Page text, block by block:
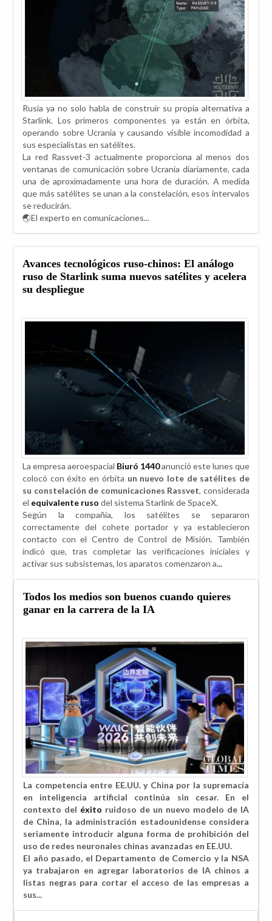
Rusia ya no solo habla de construir su propia alternativa a
Starlink. Los primeros componentes ya están en órbita,
operando sobre Ucrania y causando visible incomodidad a
sus especialistas en satélites.
La red Rassvet-3 actualmente proporciona al menos dos
ventanas de comunicación sobre Ucrania diariamente, cada
una de aproximadamente una hora de duración. A medida
que más satélites se unan a la constelación, esos intervalos
se reducirán.
🌏El experto en comunicaciones...
Avances tecnológicos ruso-chinos: El análogo
ruso de Starlink suma nuevos satélites y acelera
su despliegue
La empresa aeroespacial Biuró 1440anunció este lunes que
colocó con éxito en órbita un nuevo lote de satélites de
su constelación de comunicaciones Rassvet, considerada
el equivalente ruso del sistema Starlink de SpaceX.
Según la compañía, los satélites se separaron
correctamente del cohete portador y ya establecieron
contacto con el Centro de Control de Misión. También
indicó que, tras completar las verificaciones iniciales y
activar sus subsistemas, los aparatos comenzaron a...
Todos los medios son buenos cuando quieres
ganar en la carrera de la IA
La competencia entre EE.UU. y China por la supremacía
en inteligencia artificial continúa sin cesar. En el
contexto del éxito ruidoso de un nuevo modelo de IA
de China, la administración estadounidense considera
seriamente introducir alguna forma de prohibición del
uso de redes neuronales chinas avanzadas en EE.UU.
El año pasado, el Departamento de Comercio y la NSA
ya trabajaron en agregar laboratorios de IA chinos a
listas negras para cortar el acceso de las empresas a
sus...